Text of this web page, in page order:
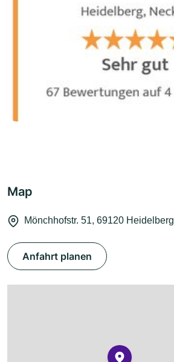
Map
Mönchhofstr. 51, 69120 Heidelberg
Anfahrt planen